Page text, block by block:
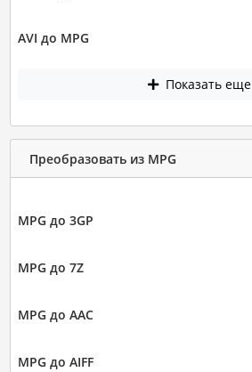
AVI до MPG
Показать еще
Преобразовать из MPG
MPG до 3GP
MPG до 7Z
MPG до AAC
MPG до AIFF